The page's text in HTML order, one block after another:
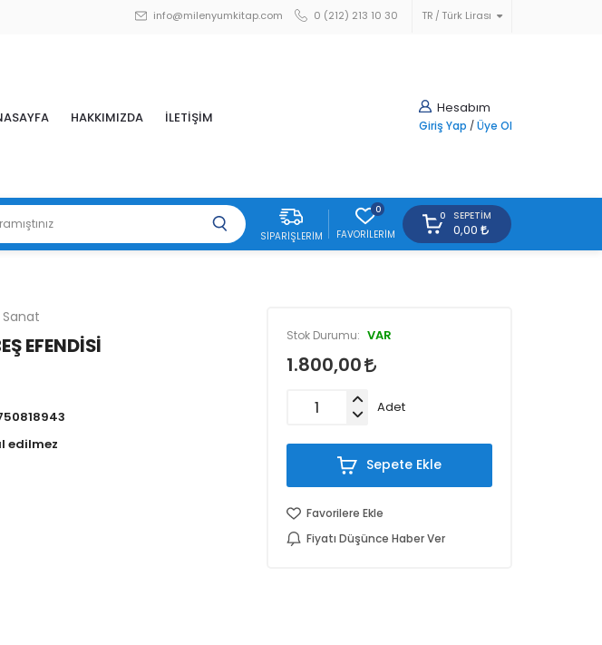
TR Türk Lirası
info@milenyumkitap.com 0 (212) 213 10 30
Hesabım
Giriş Yap / Üye Ol
HAKKIMIZDA İLETİŞİM
SIPARIŞLERIM
0
FAVORILERIM
0 SEPETIM
0,00
Sanat
EFENDİSİ
Stok Durumu: VAR
1.800,00
Adet
Sepete Ekle
Favorilere Ekle
Fiyatı Düşünce Haber Ver